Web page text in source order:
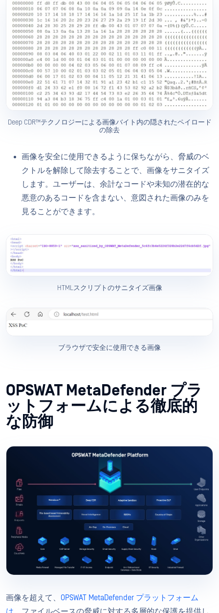
Deep CDR™テクノロジーによる画像バイト内の隠されたペイロード
の除去
画像を安全に使用できるように保ちながら、脅威のベ
クトルを解除して除去することで、画像をサニタイズ
します。ユーザーは、余計なコードや未知の潜在的な
悪意のあるコードを含まない、意図された画像のみを
見ることができます。
HTMLスクリプトのサニタイズ画像
ブラウザで安全に使用できる画像
OPSWAT MetaDefender プラ
ットフォームによる徹底的
な防御
画像を超えて、 OPSWAT MetaDefender プラットフォーム